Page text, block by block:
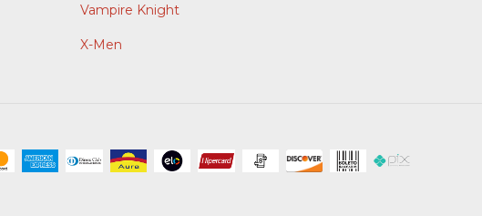
Vampire Knight
X-Men